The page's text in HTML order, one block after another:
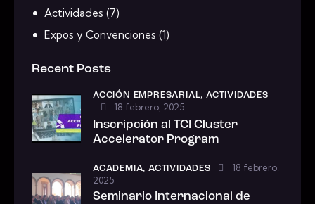
Actividades (7)
Expos y Convenciones (1)
Recent Posts
ACCIÓN EMPRESARIAL,ACTIVIDADES
18 febrero, 2025
Inscripción al TCI Cluster
Accelerator Program
ACADEMIA,ACTIVIDADES
18 febrero,
2025
Seminario Internacional de